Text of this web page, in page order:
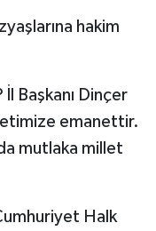
hakim
İl Başkanı Dinçer
emanettir.
mutlaka millet
Halk